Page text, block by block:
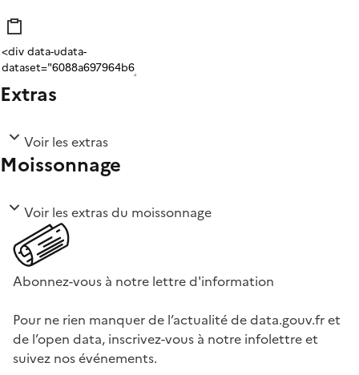
Extras
Voir les extras
Moissonnage
Voir les extras du moissonnage
Abonnez-vous à notre lettre d'information
Pour ne rien manquer de l’actualité de data.gouv.fr et
de l’open data, inscrivez-vous à notre infolettre et
suivez nos événements.